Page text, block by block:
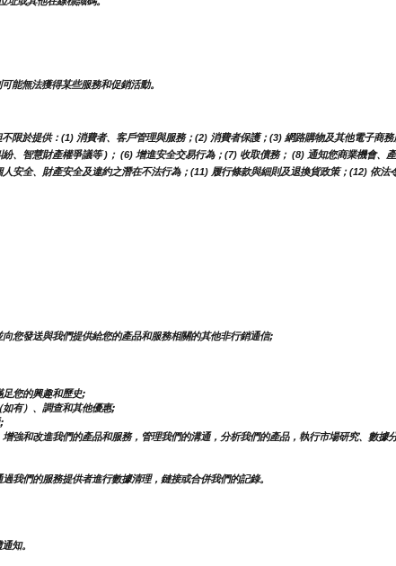
能無法獲得某些服務和促銷活動。
限於提供：(1) 消費者、客戶管理與服務；(2) 消費者保護；(3) 網路購物及其他電子商
、智慧財產權爭議等 )； (6) 增進安全交易行為；(7) 收取債務； (8) 通知您商業機會、
安全、財產安全及違約之潛在不法行為；(11) 履行條款與細則及退換貨政策；(12) 依法
您發送與我們提供給您的產品和服務相關的其他非行銷通信;
您的興趣和歷史;
有）、調查和其他優惠;
強和改進我們的產品和服務，管理我們的溝通，分析我們的產品，執行市場研究、數據
我們的服務提供者進行數據清理，鏈接或合併我們的記錄。
知。